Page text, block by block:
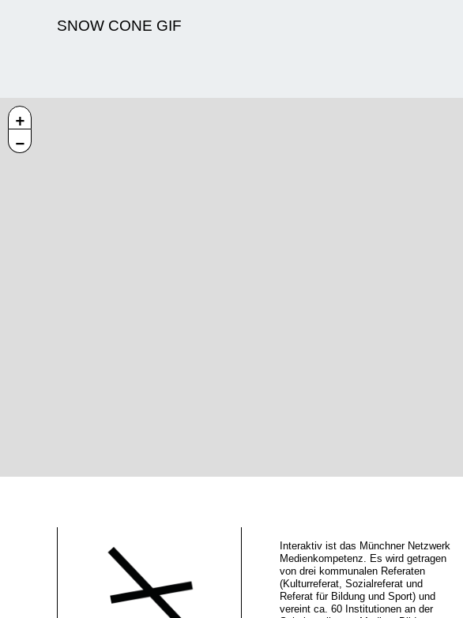
SNOW CONE GIF
+
−
Interaktiv ist das Münchner Netzwerk
Medienkompetenz. Es wird getragen
von drei kommunalen Referaten
(Kulturreferat, Sozialreferat und
Referat für Bildung und Sport) und
vereint ca. 60 Institutionen an der